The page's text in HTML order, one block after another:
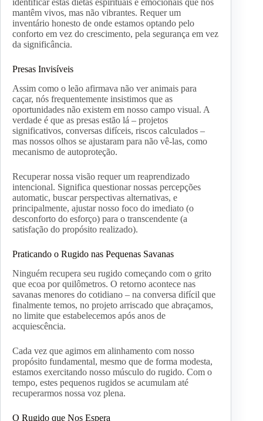
identificar estas dietas espirituais e emocionais que nos
mantêm vivos, mas não vibrantes. Requer um
inventário honesto de onde estamos optando pelo
conforto em vez do crescimento, pela segurança em vez
da significância.
Presas Invisíveis
Assim como o leão afirmava não ver animais para
caçar, nós frequentemente insistimos que as
oportunidades não existem em nosso campo visual. A
verdade é que as presas estão lá – projetos
significativos, conversas difíceis, riscos calculados –
mas nossos olhos se ajustaram para não vê-las, como
mecanismo de autoproteção.
Recuperar nossa visão requer um reaprendizado
intencional. Significa questionar nossas percepções
automatic, buscar perspectivas alternativas, e
principalmente, ajustar nosso foco do imediato (o
desconforto do esforço) para o transcendente (a
satisfação do propósito realizado).
Praticando o Rugido nas Pequenas Savanas
Ninguém recupera seu rugido começando com o grito
que ecoa por quilômetros. O retorno acontece nas
savanas menores do cotidiano – na conversa difícil que
finalmente temos, no projeto arriscado que abraçamos,
no limite que estabelecemos após anos de
acquiescência.
Cada vez que agimos em alinhamento com nosso
propósito fundamental, mesmo que de forma modesta,
estamos exercitando nosso músculo do rugido. Com o
tempo, estes pequenos rugidos se acumulam até
recuperarmos nossa voz plena.
O Rugido que Nos Espera